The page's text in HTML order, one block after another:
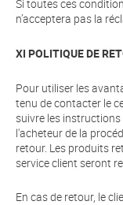
Si toutes ces
n’acceptera pas la
XI POLITIQUE DE
Pour utiliser les
tenu de contacter le
suivre les instructions
l'acheteur de la
retour. Les produits
service client seront
En cas de retour, le